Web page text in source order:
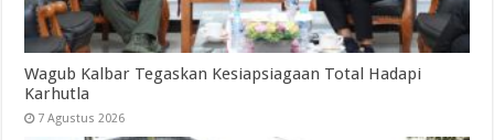
Wagub Kalbar Tegaskan Kesiapsiagaan Total Hadapi
Karhutla
7 Agustus 2026